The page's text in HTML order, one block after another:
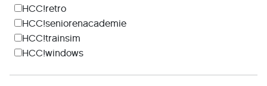
HCC!retro
HCC!seniorenacademie
HCC!trainsim
HCC!windows